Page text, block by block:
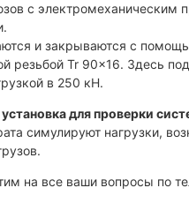
с электромеханическим
и закрываются с
резьбой Tr 90×16. Здесь
в 250 кН.
для проверки
симулируют нагрузки,
на все ваши вопросы по